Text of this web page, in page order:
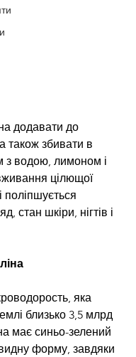
додавати до
також збивати в
з водою, лимоном і
цілющої
поліпшується
стан шкіри, нігтів і
яка
близько 3,5 млрд
має синьо-зелений
форму, завдяки